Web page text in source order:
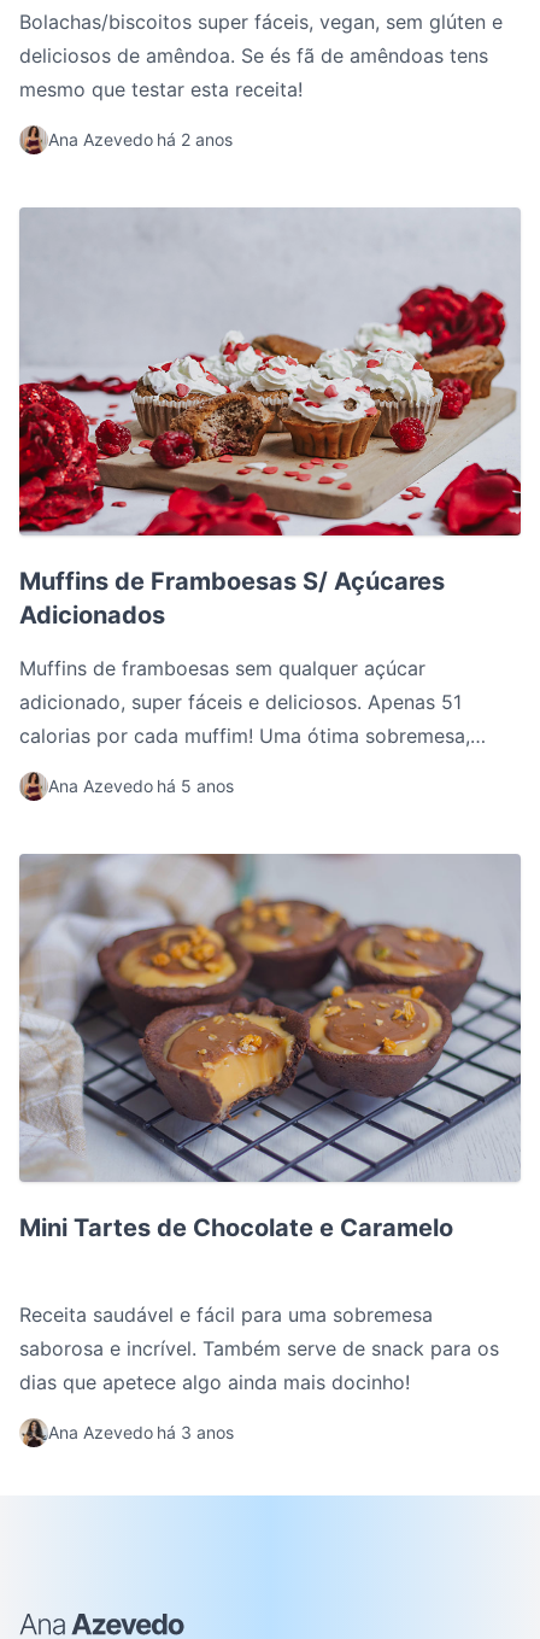
Bolachas/biscoitos super fáceis, vegan, sem glúten e
deliciosos de amêndoa. Se és fã de amêndoas tens
mesmo que testar esta receita!
Ana Azevedo há 2 anos
Muffins de Framboesas S/ Açúcares
Adicionados
Muffins de framboesas sem qualquer açúcar
adicionado, super fáceis e deliciosos. Apenas 51
calorias por cada muffim! Uma ótima sobremesa,
lanche e também pequeno-almoço.
Ana Azevedo há 5 anos
Mini Tartes de Chocolate e Caramelo
Receita saudável e fácil para uma sobremesa
saborosa e incrível. Também serve de snack para os
dias que apetece algo ainda mais docinho!
Ana Azevedo há 3 anos
Ana Azevedo